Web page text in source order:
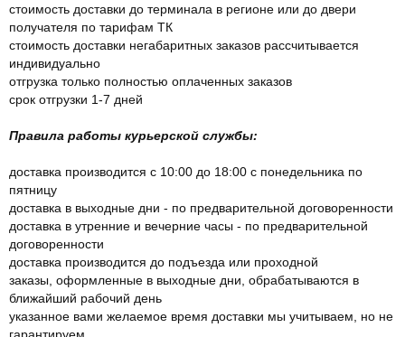
стоимость доставки до терминала в регионе или до двери
получателя по тарифам ТК
стоимость доставки негабаритных заказов рассчитывается
индивидуально
отгрузка только полностью оплаченных заказов
срок отгрузки 1-7 дней
Правила работы курьерской службы:
доставка производится с 10:00 до 18:00 с понедельника по
пятницу
доставка в выходные дни - по предварительной договоренности
доставка в утренние и вечерние часы - по предварительной
договоренности
доставка производится до подъезда или проходной
заказы, оформленные в выходные дни, обрабатываются в
ближайший рабочий день
указанное вами желаемое время доставки мы учитываем, но не
гарантируем